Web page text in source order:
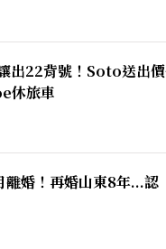
出22背號！Soto送出
休旅車
離婚！再婚山東8年...認